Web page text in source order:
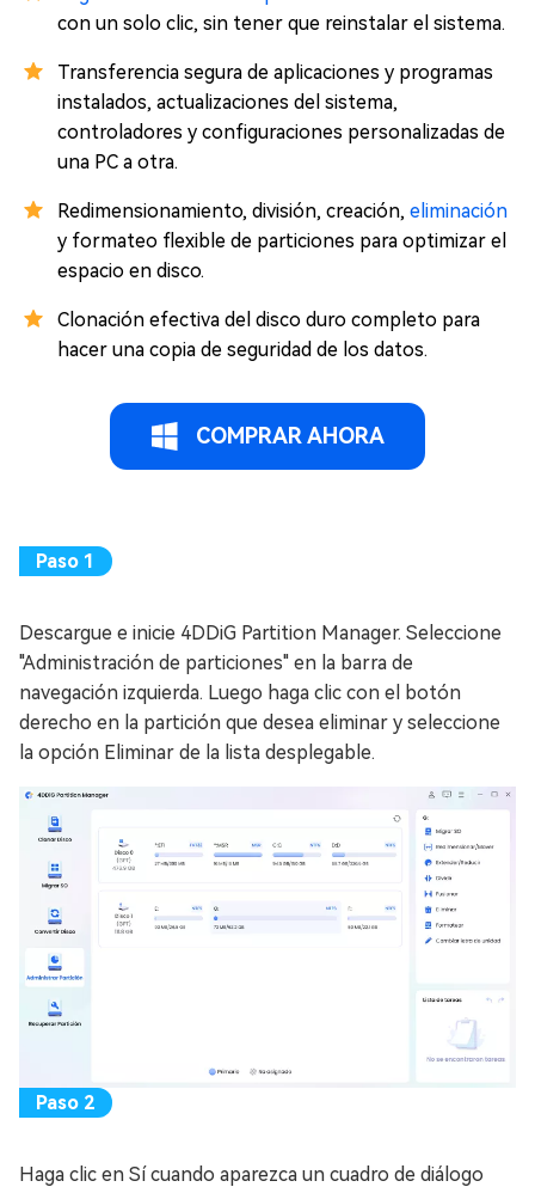
con un solo clic, sin tener que reinstalar el sistema.
Transferencia segura de aplicaciones y programas
instalados, actualizaciones del sistema,
controladores y configuraciones personalizadas de
una PC a otra.
Redimensionamiento, división, creación, eliminación
y formateo flexible de particiones para optimizar el
espacio en disco.
Clonación efectiva del disco duro completo para
hacer una copia de seguridad de los datos.
COMPRAR AHORA
Descargue e inicie 4DDiG Partition Manager. Seleccione
"Administración de particiones" en la barra de
navegación izquierda. Luego haga clic con el botón
derecho en la partición que desea eliminar y seleccione
la opción Eliminar de la lista desplegable.
Haga clic en Sí cuando aparezca un cuadro de diálogo